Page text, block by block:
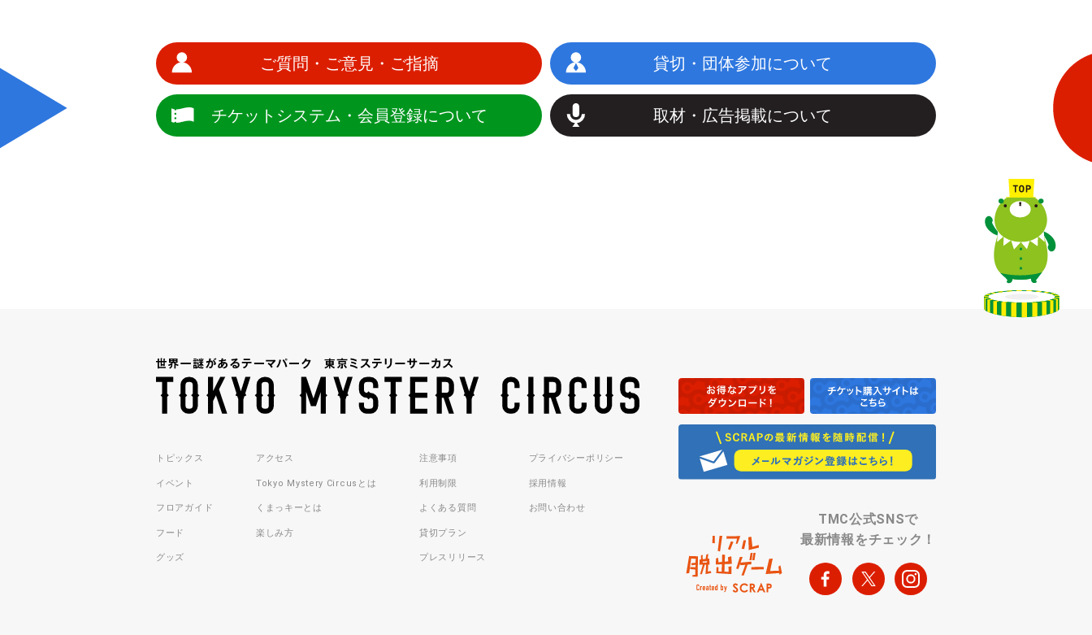
ご質問・ご意見・ご指摘 貸切・団体参加について
チケットシステム・会員登録について 取材・広告掲載について
トピックス
イベント
フロアガイド
フード
グッズ
アクセス
Tokyo Mystery Circusとは
くまっキーとは
楽しみ方
注意事項
利用制限
よくある質問
貸切プラン
プレスリリース
プライバシーポリシー
採用情報
お問い合わせ
TMC公式SNSで
最新情報をチェック！